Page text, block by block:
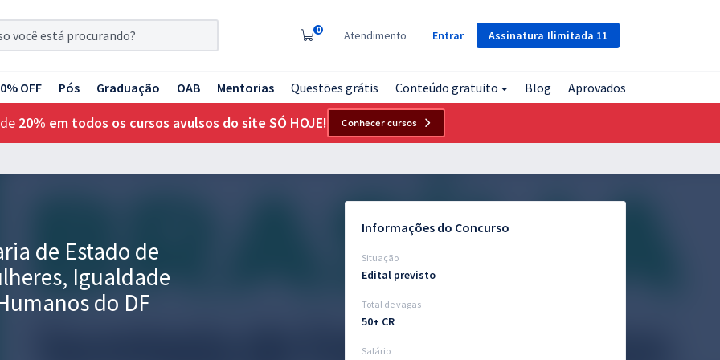
Assinatura Ilimitada 11
0 Atendimento Entrar
OFF Pós Graduação OAB Mentorias Questões grátis Conteúdo gratuito Blog Aprovados
20% em todos os cursos avulsos do site SÓ HOJE! Conhecer cursos
de Estado de
Igualdade
do DF
Informações do Concurso
Situação
Edital previsto
Total de vagas
50+ CR
Salário